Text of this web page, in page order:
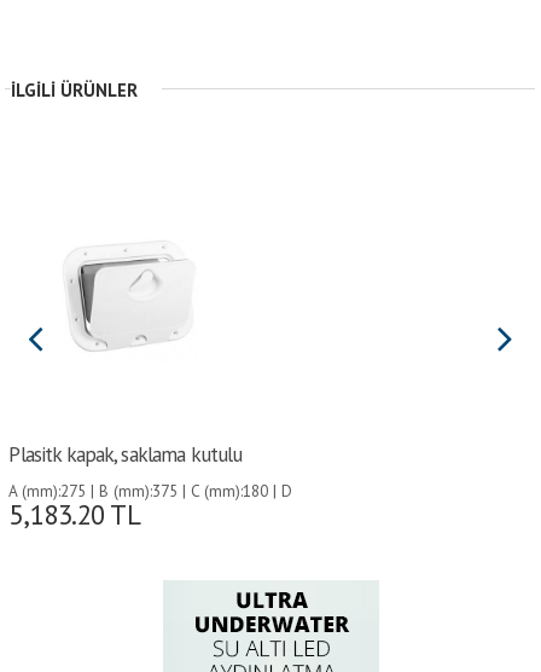
İLGILI ÜRÜNLER
Plasitk kapak, saklama kutulu
A (mm):275 | B (mm):375 | C (mm):180 | D
(mm):280 | G (mm):220 | H (mm):198 | I
(mm):298 |
5,183.20 TL